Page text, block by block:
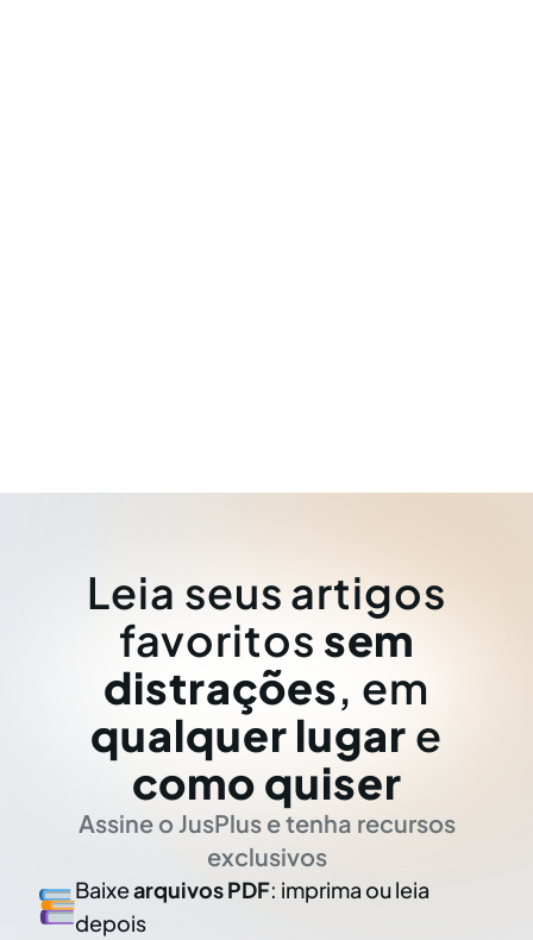
Leia seus artigos
favoritos sem
distrações, em
qualquer lugar e
como quiser
Assine o JusPlus e tenha recursos
exclusivos
Baixearquivos PDF: imprima ou leia
depois